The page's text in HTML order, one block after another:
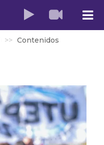
Contenidos